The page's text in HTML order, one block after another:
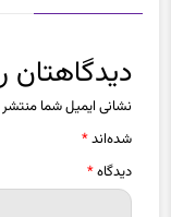
دیدگاهتان
نشانی ایمیل شما
شده‌اند*
دیدگاه*